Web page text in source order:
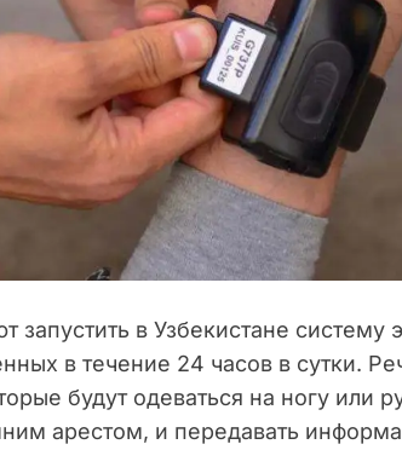
запустить в Узбекистане систему
в течение 24 часов в сутки.
будут одеваться на ногу или
арестом, и передавать